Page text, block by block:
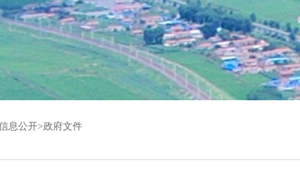
息公开>政府文件